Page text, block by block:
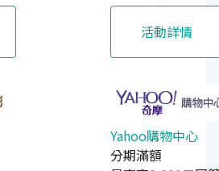
活動詳情
Yahoo購物中心
分期滿額